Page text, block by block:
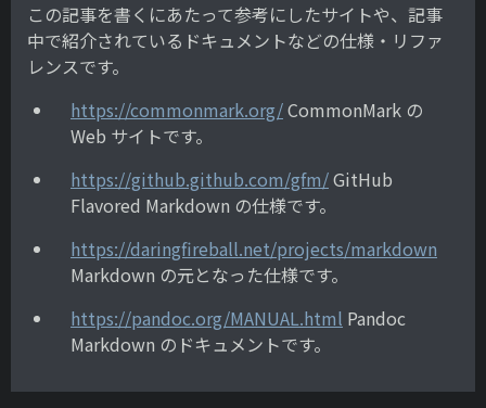
この記事を書くにあたって参考にしたサイトや、記事
中で紹介されているドキュメントなどの仕様・リファ
レンスです。
https://commonmark.org/CommonMark の
Web サイトです。
https://github.github.com/gfm/GitHub
Flavored Markdown の仕様です。
https://daringfireball.net/projects/markdown
Markdown の元となった仕様です。
https://pandoc.org/MANUAL.html Pandoc
Markdown のドキュメントです。